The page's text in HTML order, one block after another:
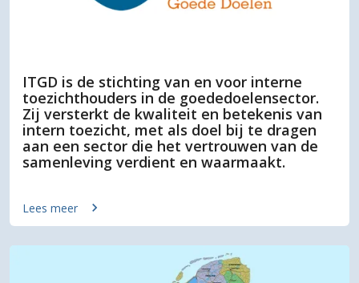
ITGD is de stichting van en voor interne
toezichthouders in de goededoelensector.
Zij versterkt de kwaliteit en betekenis van
intern toezicht, met als doel bij te dragen
aan een sector die het vertrouwen van de
samenleving verdient en waarmaakt.
Lees meer